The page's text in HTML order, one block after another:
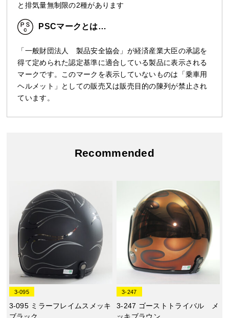
と排気量無制限の2種があります
PSCマークとは…
「一般財団法人 製品安全協会」が経済産業大臣の承認を
得て定められた認定基準に適合している製品に表示される
マークです。このマークを表示していないものは「乗車用
ヘルメット」としての販売又は販売目的の陳列が禁止され
ています。
Recommended
3-095
3-095 ミラーフレイムスメッキ
3-247
3-247 ゴーストトライバル メ